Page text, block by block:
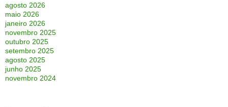
agosto 2026
maio 2026
janeiro 2026
novembro 2025
outubro 2025
setembro 2025
agosto 2025
junho 2025
novembro 2024